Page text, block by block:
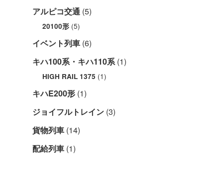
アルピコ交通 (5)
20100形 (5)
イベント列車 (6)
キハ100系・キハ110系(1)
HIGH RAIL 1375 (1)
キハE200形 (1)
ジョイフルトレイン (3)
貨物列車 (14)
配給列車 (1)